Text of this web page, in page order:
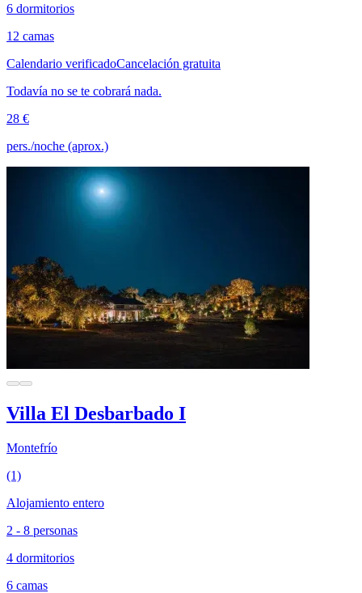
6 dormitorios
12 camas
Calendario verificadoCancelación gratuita
Todavía no se te cobrará nada.
28 €
pers./noche (aprox.)
Villa El Desbarbado I
Montefrío
(1)
Alojamiento entero
2 - 8 personas
4 dormitorios
6 camas